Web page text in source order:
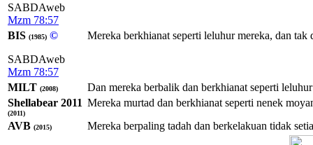
SABDAweb
Mzm 78:57
BIS (1985) ©
SABDAweb
Mzm 78:57
Mereka berkhianat seperti leluhur mereka, dan
MILT (2008)
Dan mereka berbalik dan berkhianat seperti
Shellabear 2011
(2011)
Mereka murtad dan berkhianat seperti nenek
AVB (2015) Mereka berpaling tadah dan berkelakuan tidak